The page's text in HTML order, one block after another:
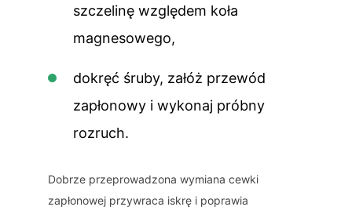
szczelinę względem koła
magnesowego,
dokręć śruby, załóż przewód
zapłonowy i wykonaj próbny
rozruch.
Dobrze przeprowadzona wymiana cewki
zapłonowej przywraca iskrę i poprawia